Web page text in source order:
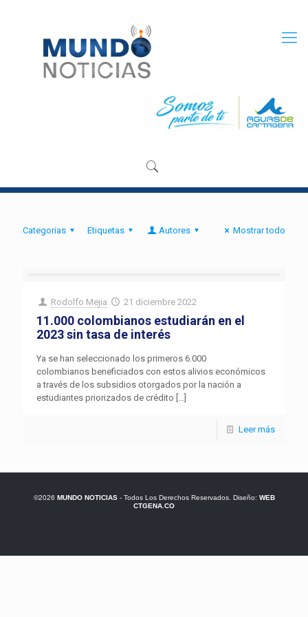
Categorias Etiquetas Autores Mostrar todo
Rodolfo Mejia 21 diciembre 2022
11.000 colombianos estudiarán en el
2023 sin tasa de interés
Ya se han seleccionado los primeros 6.000
colombianos beneficiados con estos alivios económicos
a través de los subsidios otorgados por la nación a
estudiantes priorizados de crédito […]
Leer más
©2026 MUNDO NOTICIAS- Todos Los Derechos Reservados. Diseño: WEB
CTGENA.CO